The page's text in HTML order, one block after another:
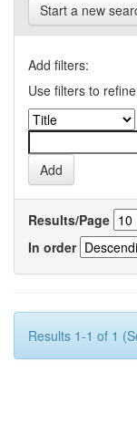
Start a new
Add filters:
Use filters to
Results/Page
In order
Results 1-1 of 1